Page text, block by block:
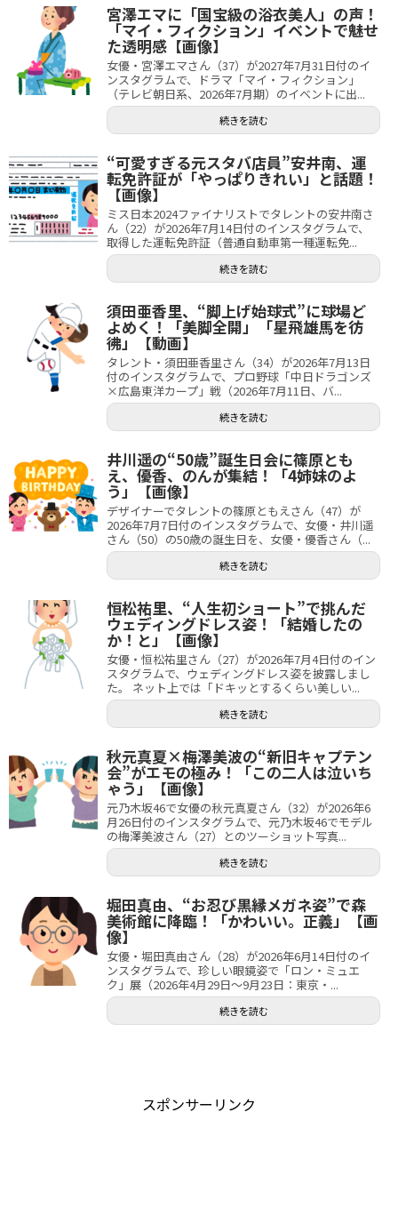
宮澤エマに「国宝級の浴衣美人」の声！
「マイ・フィクション」イベントで魅せ
た透明感【画像】
女優・宮澤エマさん（37）が2027年7月31日付のイ
ンスタグラムで、ドラマ「マイ・フィクション」
（テレビ朝日系、2026年7月期）のイベントに出...
続きを読む
“可愛すぎる元スタバ店員”安井南、運
転免許証が「やっぱりきれい」と話題！
【画像】
ミス日本2024ファイナリストでタレントの安井南さ
ん（22）が2026年7月14日付のインスタグラムで、
取得した運転免許証（普通自動車第一種運転免...
続きを読む
須田亜香里、“脚上げ始球式”に球場ど
よめく！「美脚全開」「星飛雄馬を彷
彿」【動画】
タレント・須田亜香里さん（34）が2026年7月13日
付のインスタグラムで、プロ野球「中日ドラゴンズ
×広島東洋カープ」戦（2026年7月11日、バ...
続きを読む
井川遥の“50歳”誕生日会に篠原とも
え、優香、のんが集結！「4姉妹のよ
う」【画像】
デザイナーでタレントの篠原ともえさん（47）が
2026年7月7日付のインスタグラムで、女優・井川遥
さん（50）の50歳の誕生日を、女優・優香さん（...
続きを読む
恒松祐里、“人生初ショート”で挑んだ
ウェディングドレス姿！「結婚したの
か！と」【画像】
女優・恒松祐里さん（27）が2026年7月4日付のイン
スタグラムで、ウェディングドレス姿を披露しまし
た。 ネット上では「ドキッとするくらい美しい...
続きを読む
秋元真夏×梅澤美波の“新旧キャプテン
会”がエモの極み！「この二人は泣いち
ゃう」【画像】
元乃木坂46で女優の秋元真夏さん（32）が2026年6
月26日付のインスタグラムで、元乃木坂46でモデル
の梅澤美波さん（27）とのツーショット写真...
続きを読む
堀田真由、“お忍び黒縁メガネ姿”で森
美術館に降臨！「かわいい。正義」【画
像】
女優・堀田真由さん（28）が2026年6月14日付のイ
ンスタグラムで、珍しい眼鏡姿で「ロン・ミュエ
ク」展（2026年4月29日～9月23日：東京・...
続きを読む
スポンサーリンク